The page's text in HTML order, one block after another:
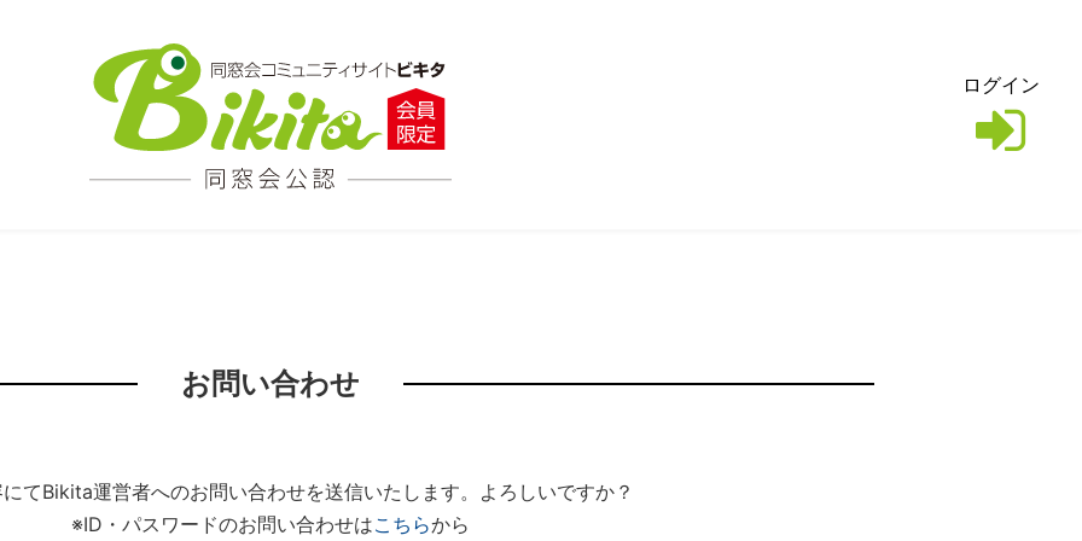
ログイン
お問い合わせ
てBikita運営者へのお問い合わせを送信いたします。よろしいですか？
※ID・パスワードのお問い合わせはこちらから